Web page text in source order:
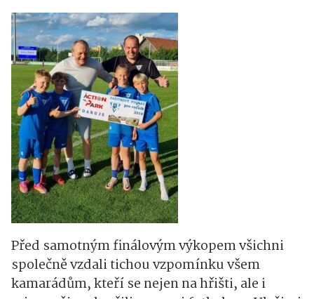
Před samotným finálovým výkopem všichni
společně vzdali tichou vzpomínku všem
kamarádům, kteří se nejen na hřišti, ale i